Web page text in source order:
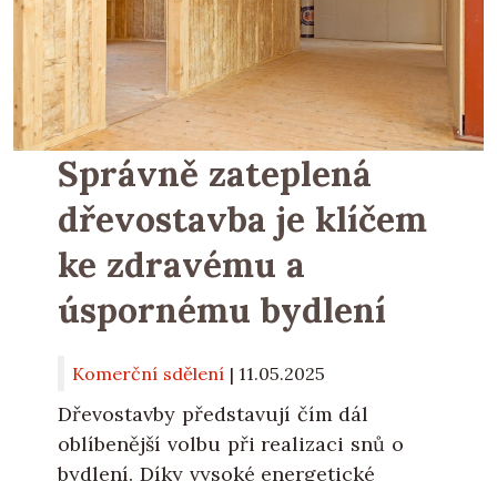
Správně zateplená
dřevostavba je klíčem
ke zdravému a
úspornému bydlení
Komerční sdělení | 11.05.2025
Dřevostavby představují čím dál
oblíbenější volbu při realizaci snů o
bydlení. Díky vysoké energetické